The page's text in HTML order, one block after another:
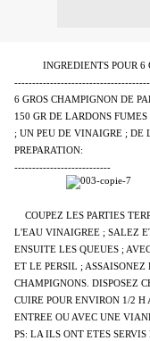
INGREDIENTS POUR 6
6 GROS CHAMPIGNON DE
150 GR DE LARDONS
; UN PEU DE VINAIGRE ;
PREPARATION:
---------------------------
COUPEZ LES PARTIES
L'EAU VINAIGREE ; SALEZ
ENSUITE LES QUEUES ;
ET LE PERSIL ;
CHAMPIGNONS. DISPOSEZ
CUIRE POUR ENVIRON 1/2
ENTREE OU AVEC UNE
PS: LA ILS ONT ETES